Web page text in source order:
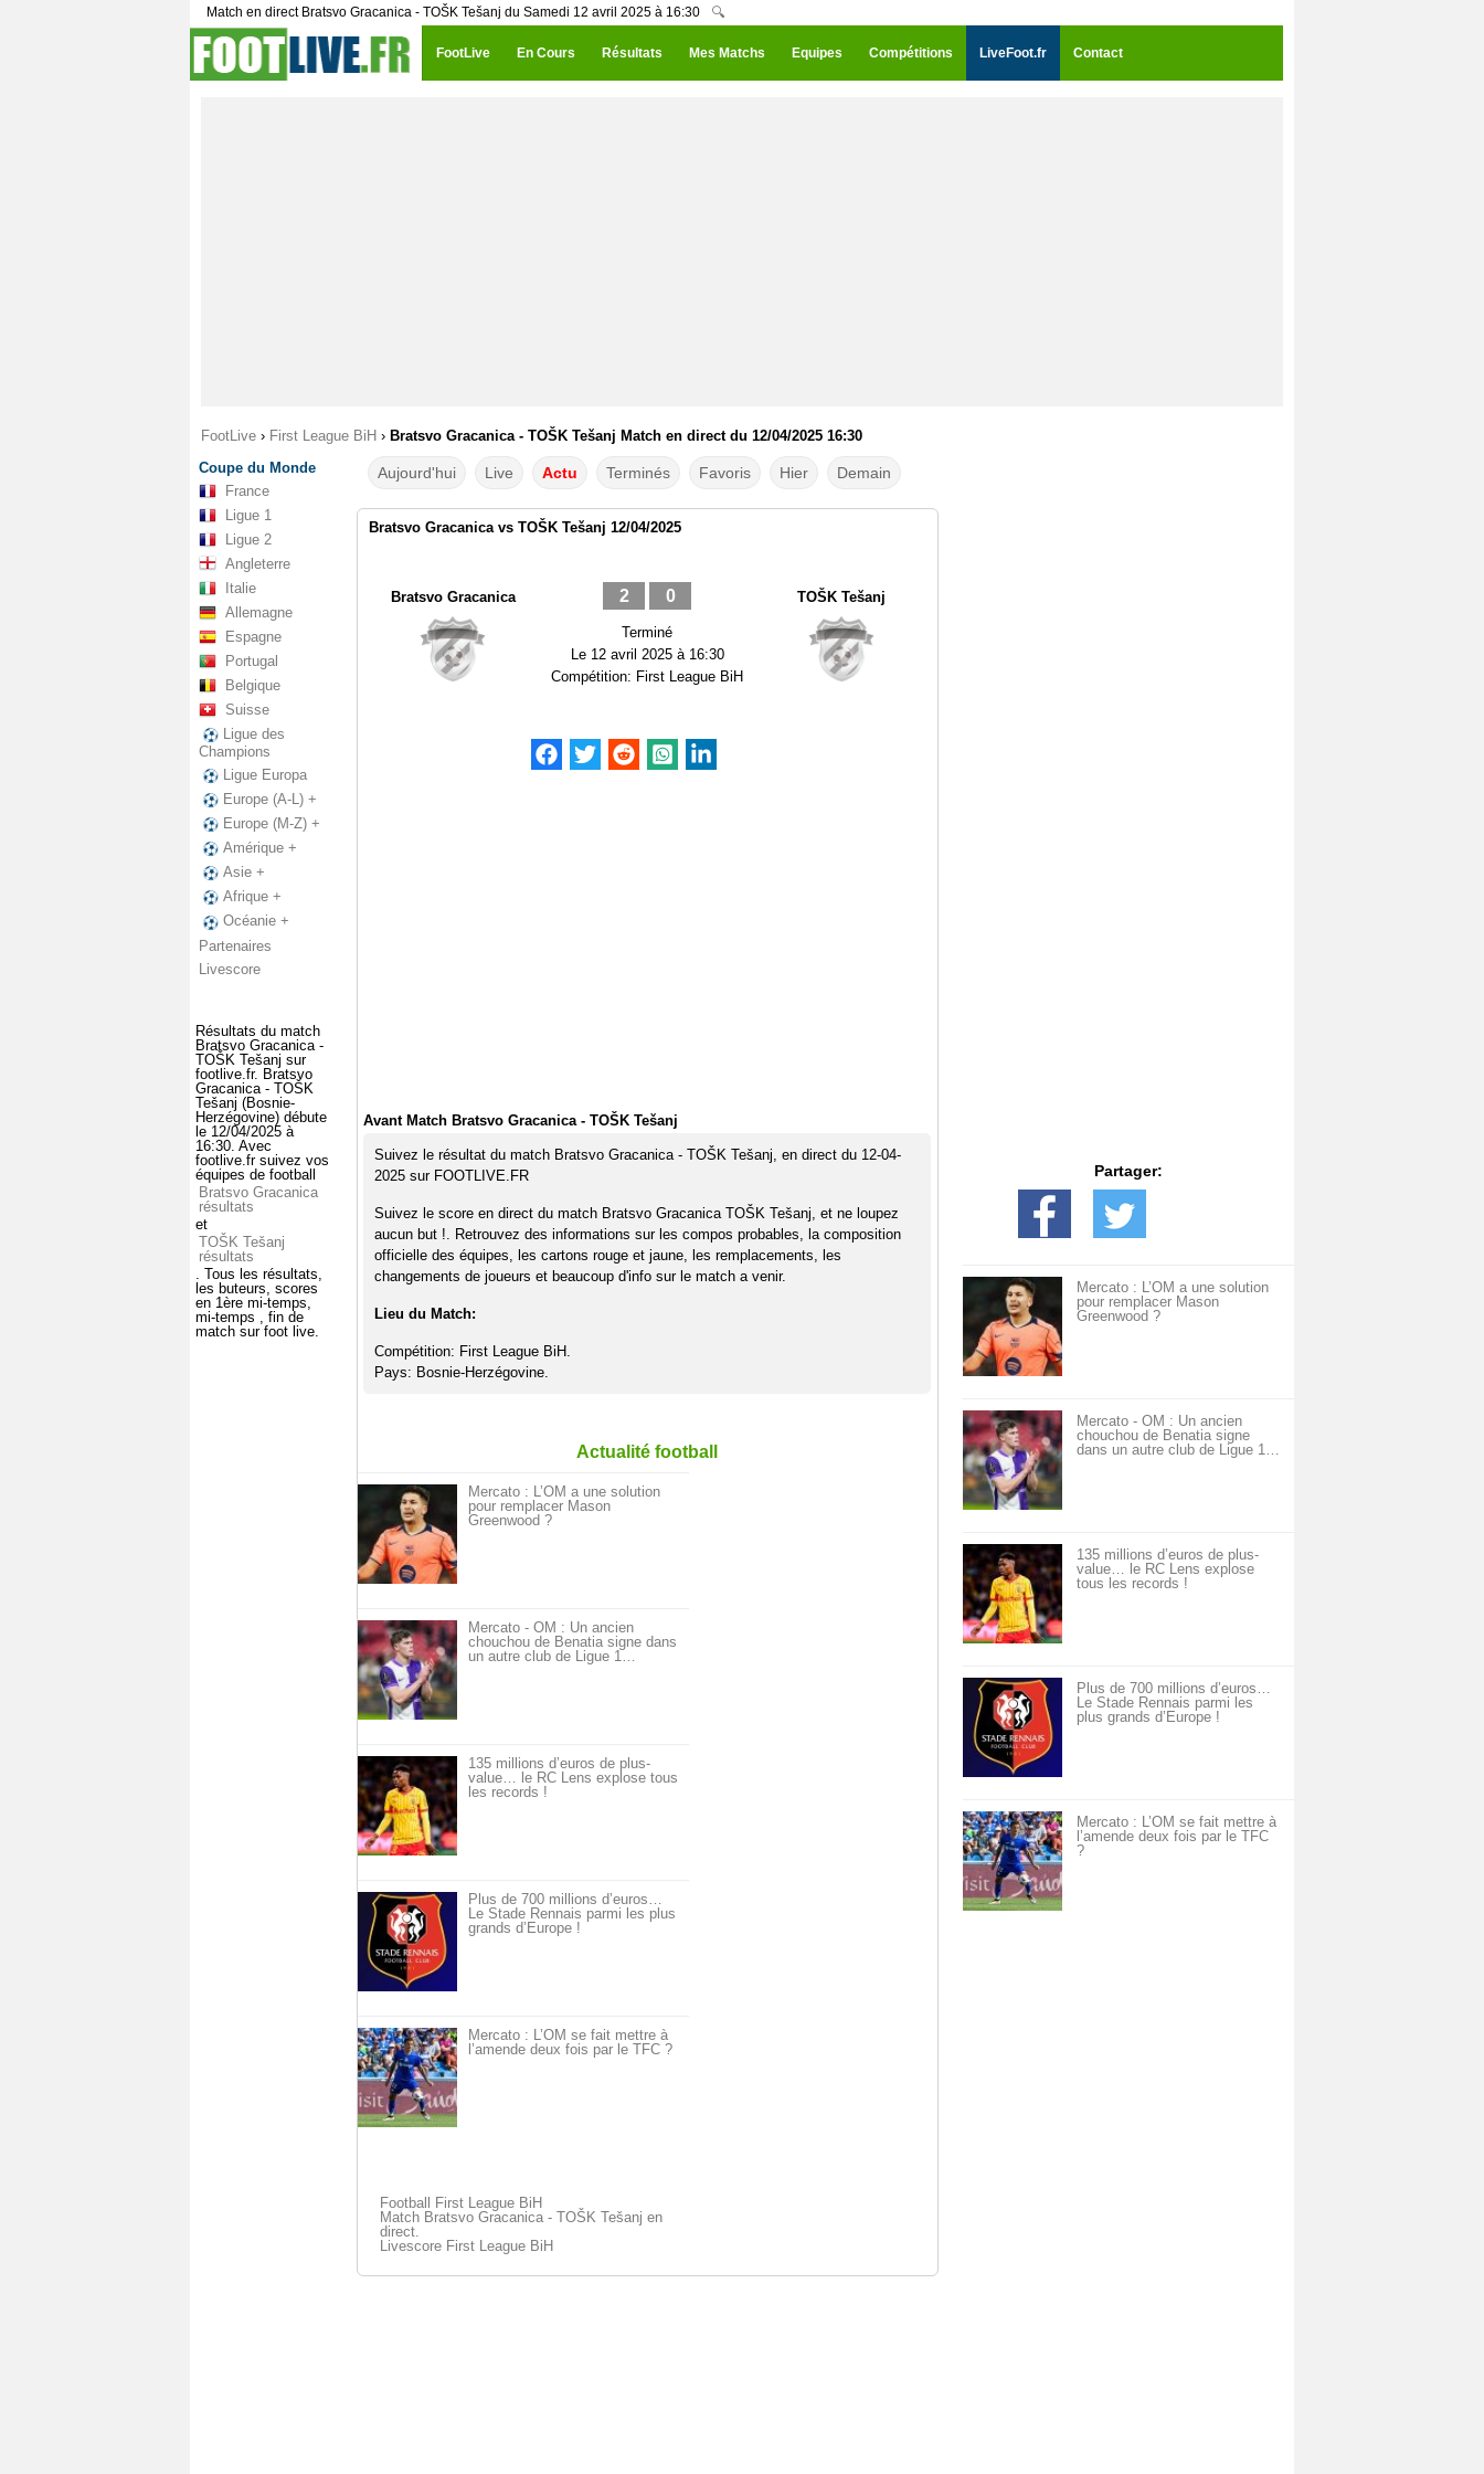
Match en direct Bratsvo Gracanica - TOŠK Tešanj du Samedi 12 avril 2025 à 16:30 🔍
FootLive En Cours Résultats Mes Matchs Equipes Compétitions LiveFoot.fr Contact
FootLive › First League BiH › Bratsvo Gracanica - TOŠK Tešanj Match en direct du 12/04/2025 16:30
Coupe du Monde
France
Ligue 1
Ligue 2
Angleterre
Italie
Allemagne
Espagne
Portugal
Belgique
Suisse
Ligue des
Champions
Ligue Europa
Europe (A-L) +
Europe (M-Z) +
Amérique +
Asie +
Afrique +
Océanie +
Partenaires
Livescore
Résultats du match
Bratsvo Gracanica -
TOŠK Tešanj sur
footlive.fr. Bratsvo
Gracanica - TOŠK
Tešanj (Bosnie-
Herzégovine) débute
le 12/04/2025 à
16:30. Avec
footlive.fr suivez vos
équipes de football
Bratsvo Gracanica
résultats
et
TOŠK Tešanj
résultats
. Tous les résultats,
les buteurs, scores
en 1ère mi-temps,
mi-temps , fin de
match sur foot live.
Aujourd'hui Live Actu Terminés Favoris Hier Demain
Bratsvo Gracanica vs TOŠK Tešanj 12/04/2025
Bratsvo Gracanica 2 0
Terminé
Le 12 avril 2025 à 16:30
Compétition: First League BiH
TOŠK Tešanj
Avant Match Bratsvo Gracanica - TOŠK Tešanj
Suivez le résultat du match Bratsvo Gracanica - TOŠK Tešanj, en direct du 12-04-
2025 sur FOOTLIVE.FR
Suivez le score en direct du match Bratsvo Gracanica TOŠK Tešanj, et ne loupez
aucun but !. Retrouvez des informations sur les compos probables, la composition
officielle des équipes, les cartons rouge et jaune, les remplacements, les
changements de joueurs et beaucoup d'info sur le match a venir.
Lieu du Match:
Compétition: First League BiH.
Pays: Bosnie-Herzégovine.
Actualité football
Mercato : L’OM a une solution
pour remplacer Mason
Greenwood ?
Mercato - OM : Un ancien
chouchou de Benatia signe dans
un autre club de Ligue 1…
135 millions d’euros de plus-
value… le RC Lens explose tous
les records !
Plus de 700 millions d’euros…
Le Stade Rennais parmi les plus
grands d’Europe !
Mercato : L’OM se fait mettre à
l’amende deux fois par le TFC ?
Football First League BiH
Match Bratsvo Gracanica - TOŠK Tešanj en
direct.
Livescore First League BiH
Partager:
Mercato : L’OM a une solution
pour remplacer Mason
Greenwood ?
Mercato - OM : Un ancien
chouchou de Benatia signe
dans un autre club de Ligue 1…
135 millions d’euros de plus-
value… le RC Lens explose
tous les records !
Plus de 700 millions d’euros…
Le Stade Rennais parmi les
plus grands d’Europe !
Mercato : L’OM se fait mettre à
l’amende deux fois par le TFC
?